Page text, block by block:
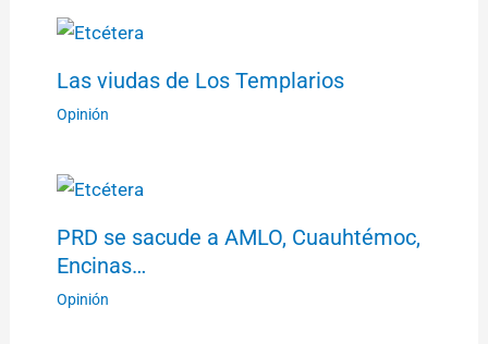
Las viudas de Los Templarios
Opinión
PRD se sacude a AMLO, Cuauhtémoc,
Encinas…
Opinión